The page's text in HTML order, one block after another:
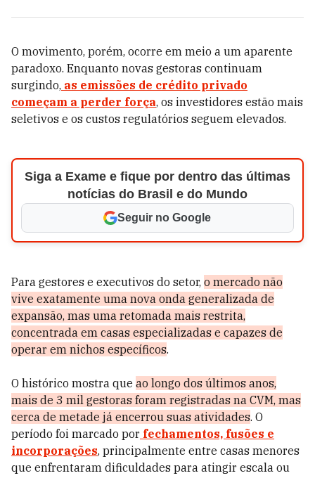
O movimento, porém, ocorre em meio a um aparente
paradoxo. Enquanto novas gestoras continuam
surgindo, as emissões de crédito privado
começam a perder força, os investidores estão mais
seletivos e os custos regulatórios seguem elevados.
Siga a Exame e fique por dentro das últimas
notícias do Brasil e do Mundo
Seguir no Google
Para gestores e executivos do setor, o mercado não
vive exatamente uma nova onda generalizada de
expansão, mas uma retomada mais restrita,
concentrada em casas especializadas e capazes de
operar em nichos específicos.
O histórico mostra que ao longo dos últimos anos,
mais de 3 mil gestoras foram registradas na CVM, mas
cerca de metade já encerrou suas atividades. O
período foi marcado por fechamentos, fusões e
incorporações, principalmente entre casas menores
que enfrentaram dificuldades para atingir escala ou